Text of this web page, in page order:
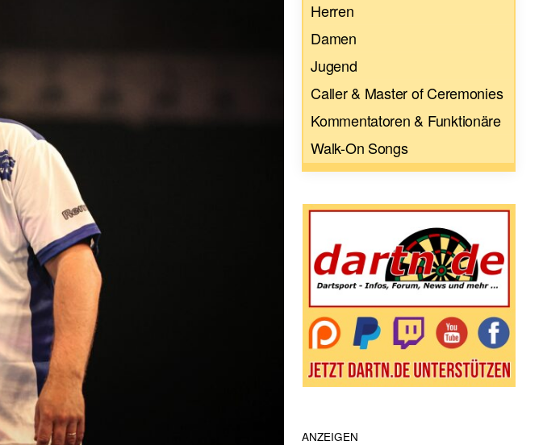
Herren
Damen
Jugend
Caller & Master of Ceremonies
Kommentatoren & Funktionäre
Walk-On Songs
ANZEIGEN